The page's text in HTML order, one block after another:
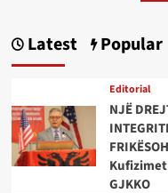
Latest Popular
Editorial
NJË
GJKKO